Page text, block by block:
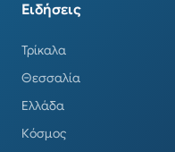
Ειδήσεις
Τρίκαλα
Θεσσαλία
Ελλάδα
Κόσμος